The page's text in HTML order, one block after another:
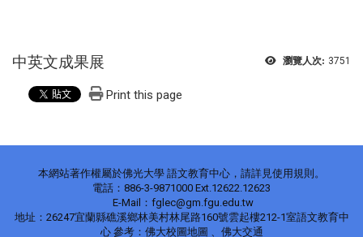
瀏覽人次: 3751
中英文成果展
Print this page
本網站著作權屬於佛光大學 語文教育中心，請詳見使用規則。
電話：886-3-9871000 Ext.12622.12623
E-Mail：fglec@gm.fgu.edu.tw
地址：26247宜蘭縣礁溪鄉林美村林尾路160號雲起樓212-1室語文教育中
心 參考：佛大校圖地圖 、佛大交通